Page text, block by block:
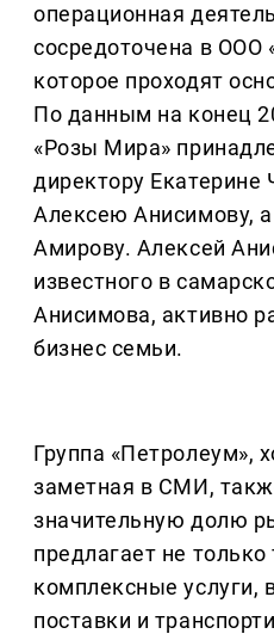
операционная
сосредоточена в ООО
которое проходят
По данным на конец
«Розы Мира»
директору Екатерине
Алексею Анисимову,
Амирову. Алексей
известного в
Анисимова, активно
бизнес семьи.
Группа «Петролеум»,
заметная в СМИ,
значительную долю
предлагает не только
комплексные услуги,
поставки и